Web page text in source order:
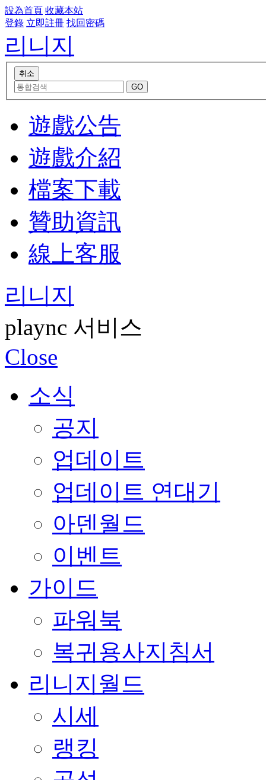
設為首頁 收藏本站
登錄 立即註冊 找回密碼
리니지
遊戲公告
遊戲介紹
檔案下載
贊助資訊
線上客服
리니지
plaync 서비스
Close
소식
공지
업데이트
업데이트 연대기
아덴월드
이벤트
가이드
파워북
복귀용사지침서
리니지월드
시세
랭킹